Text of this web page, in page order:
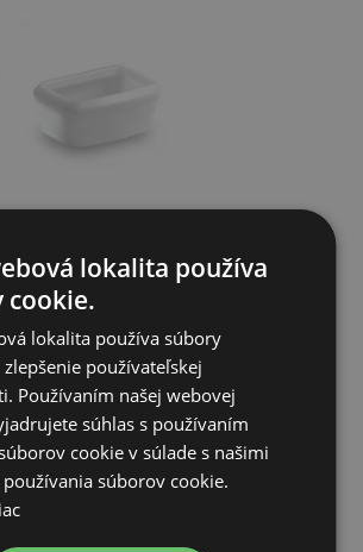
k prepravke Gulliver 1, 2 a 3, 300 ml
0,74€
SKLADOM
PRIDAŤ DO KOŠÍKA
lokalita používa
cookie.
lokalita používa súbory
používateľskej
Používaním našej webovej
súhlas s používaním
cookie v súlade s našimi
používania súborov cookie.